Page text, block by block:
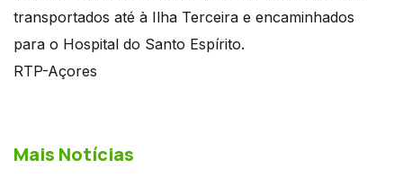
transportados até à Ilha Terceira e encaminhados
para o Hospital do Santo Espírito.
RTP-Açores
Mais Notícias